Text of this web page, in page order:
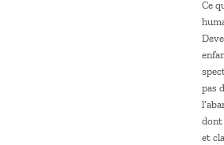
Ce
pas
dont
et